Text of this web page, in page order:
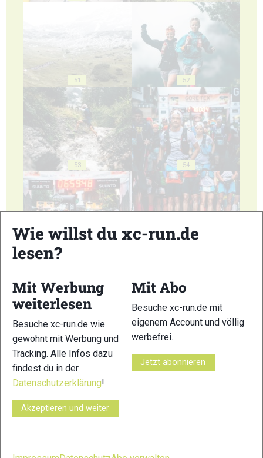
51 52
53 54
59
Wie willst du xc-run.de
lesen?
Mit Werbung
weiterlesen
Besuche xc-run.de wie
gewohnt mit Werbung und
Tracking. Alle Infos dazu
findest du in der
Datenschutzerklärung!
Akzeptieren und weiter
Mit Abo
Besuche xc-run.de mit
eigenem Account und völlig
werbefrei.
Jetzt abonnieren